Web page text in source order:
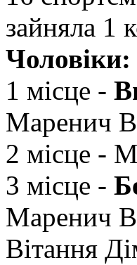
зайняла 1
Чоловіки:
1 місце -
Маренич
2 місце -
3 місце -
Маренич
Вітання